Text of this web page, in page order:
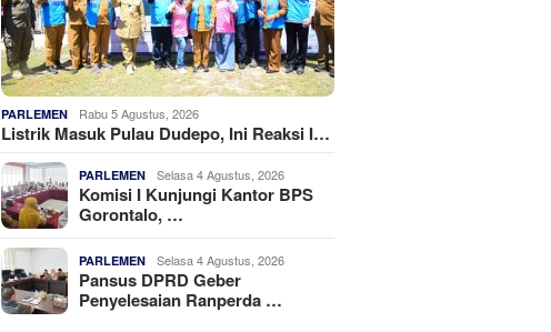
PARLEMEN Rabu 5 Agustus, 2026
Listrik Masuk Pulau Dudepo, Ini Reaksi I…
PARLEMEN Selasa 4 Agustus, 2026
Komisi I Kunjungi Kantor BPS
Gorontalo, …
PARLEMEN Selasa 4 Agustus, 2026
Pansus DPRD Geber
Penyelesaian Ranperda …